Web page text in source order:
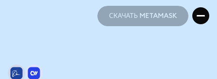
СКАЧАТЬ METAMASK